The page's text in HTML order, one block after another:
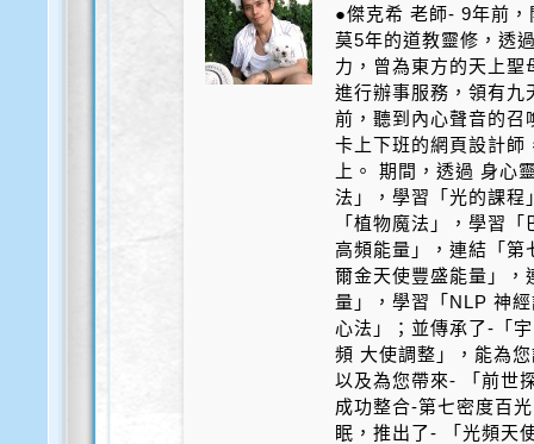
●傑克希 老師- 9年前
莫5年的道教靈修，透
力，曾為東方的天上
進行辦事服務，領有
前，聽到內心聲音的召
卡上下班的網頁設計師
上。 期間，透過 身心
法」，學習「光的課程
「植物魔法」，學習
高頻能量」，連結「第
爾金天使豐盛能量」，
量」，學習「NLP 神
心法」；並傳承了-「
頻 大使調整」，能為
以及為您帶來- 「前世
成功整合-第七密度百
眠，推出了- 「光頻天